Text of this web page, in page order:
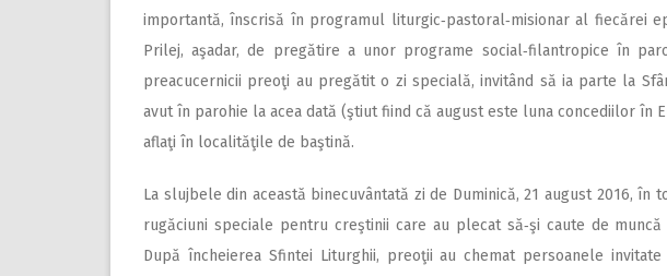
importantă, înscrisă în programul liturgic‑pastoral‑misionar al fiecărei
Prilej, aşadar, de pregătire a unor programe social‑filantropice în
preacucernicii preoţi au pregătit o zi specială, invitând să ia parte la
avut în parohie la acea dată (ştiut fiind că august este luna concediilor în
aflaţi în localităţile de baştină.
La slujbele din această bine­cuvântată zi de Duminică, 21 august 2016,
rugăciuni speciale pentru creştinii care au plecat să‑şi caute de
După încheierea Sfintei Liturghii, preoţii au chemat persoanele